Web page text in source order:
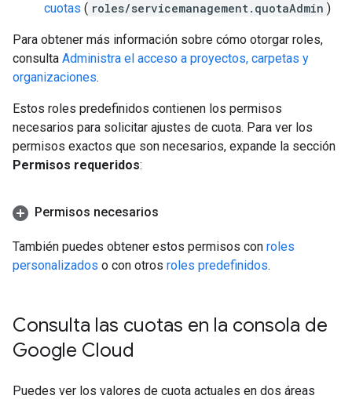
cuotas ( roles/servicemanagement.quotaAdmin )
Para obtener más información sobre cómo otorgar roles,
consulta Administra el acceso a proyectos, carpetas y
organizaciones.
Estos roles predefinidos contienen los permisos
necesarios para solicitar ajustes de cuota. Para ver los
permisos exactos que son necesarios, expande la sección
Permisos requeridos:
Permisos necesarios
También puedes obtener estos permisos con roles
personalizados o con otros roles predefinidos.
Consulta las cuotas en la consola de
Google Cloud
Puedes ver los valores de cuota actuales en dos áreas